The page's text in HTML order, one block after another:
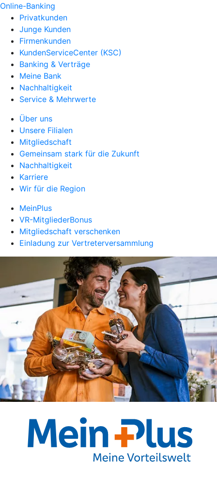
Online-Banking
Privatkunden
Junge Kunden
Firmenkunden
KundenServiceCenter (KSC)
Banking & Verträge
Meine Bank
Nachhaltigkeit
Service & Mehrwerte
Über uns
Unsere Filialen
Mitgliedschaft
Gemeinsam stark für die Zukunft
Nachhaltigkeit
Karriere
Wir für die Region
MeinPlus
VR-MitgliederBonus
Mitgliedschaft verschenken
Einladung zur Vertreterversammlung